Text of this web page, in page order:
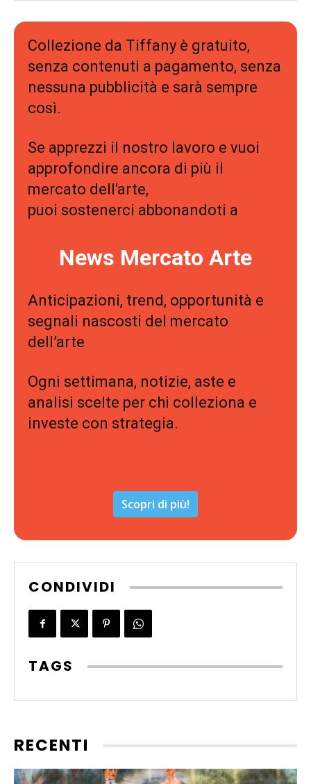
Collezione da Tiffany è gratuito,
senza contenuti a pagamento, senza
nessuna pubblicità e sarà sempre
così.
Se apprezzi il nostro lavoro e vuoi
approfondire ancora di più il
mercato dell'arte,
puoi sostenerci abbonandoti a
News Mercato Arte
Anticipazioni, trend, opportunità e
segnali nascosti del mercato
dell’arte
Ogni settimana, notizie, aste e
analisi scelte per chi colleziona e
investe con strategia.
Scopri di più!
CONDIVIDI
TAGS
RECENTI